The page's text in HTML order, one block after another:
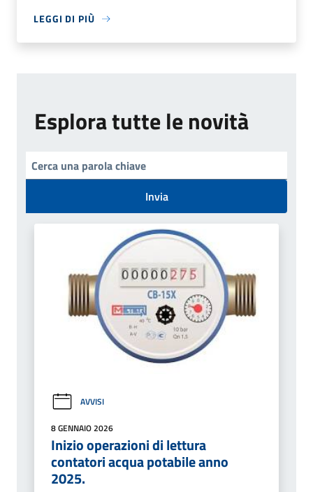
LEGGI DI PIÙ
Esplora tutte le novità
Invia
AVVISI
8 GENNAIO 2026
Inizio operazioni di lettura
contatori acqua potabile anno
2025.